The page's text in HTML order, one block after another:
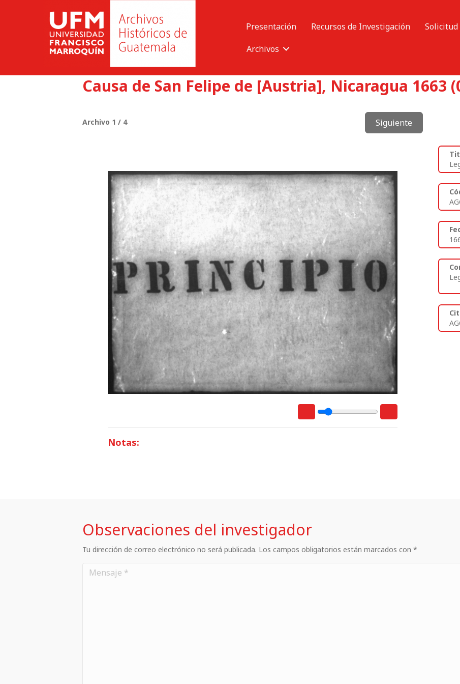
Presentación Recursos de Investigación Solicitud
Archivos
Causa de San Felipe de [Austria], Nicaragua 1663
Archivo 1 / 4 Siguiente
Notas:
Observaciones del investigador
Tu dirección de correo electrónico no será publicada. Los campos obligatorios están marcados con *